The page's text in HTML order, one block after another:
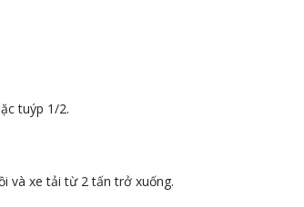
tuýp 1/2.
và xe tải từ 2 tấn trở xuống.